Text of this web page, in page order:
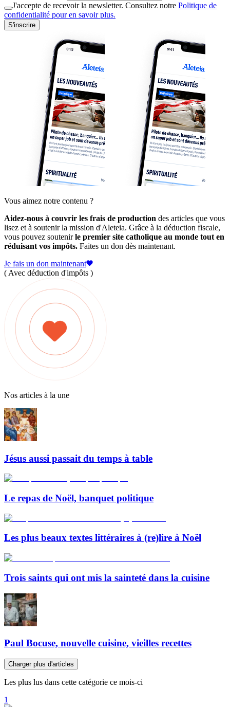
J'accepte de recevoir la newsletter. Consultez notre Politique de
confidentialité pour en savoir plus.
S'inscrire
Vous aimez notre contenu ?
Aidez-nous à couvrir les frais de production des articles que vous
lisez et à soutenir la mission d'Aleteia. Grâce à la déduction fiscale,
vous pouvez soutenirle premier site catholique au monde tout en
réduisant vos impôts. Faites un don dès maintenant.
Je fais un don maintenant
( Avec déduction d'impôts )
Nos articles à la une
Jésus aussi passait du temps à table
Le repas de Noël, banquet politique
Les plus beaux textes littéraires à (re)lire à Noël
Trois saints qui ont mis la sainteté dans la cuisine
Paul Bocuse, nouvelle cuisine, vieilles recettes
Charger plus d'articles
Les plus lus dans cette catégorie ce mois-ci
1